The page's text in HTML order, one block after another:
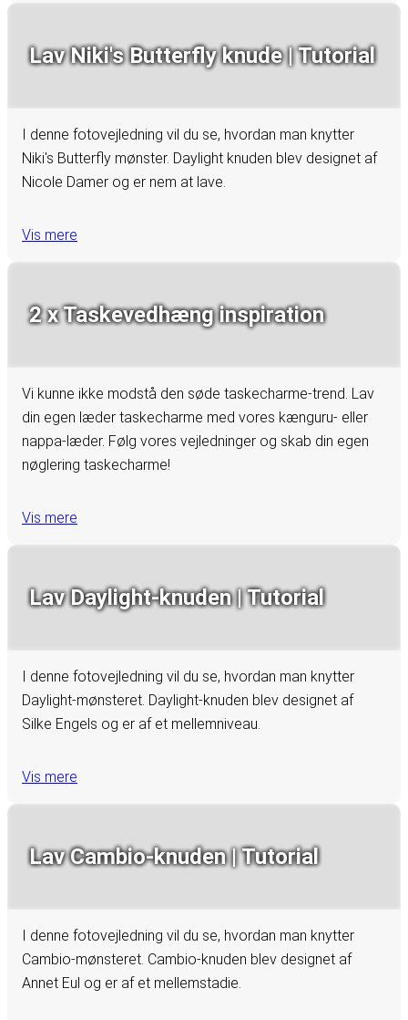
Lav Niki's Butterfly knude | Tutorial
I denne fotovejledning vil du se, hvordan man knytter
Niki's Butterfly mønster. Daylight knuden blev designet af
Nicole Damer og er nem at lave.
Vis mere
2 x Taskevedhæng inspiration
Vi kunne ikke modstå den søde taskecharme-trend. Lav
din egen læder taskecharme med vores kænguru- eller
nappa-læder. Følg vores vejledninger og skab din egen
nøglering taskecharme!
Vis mere
Lav Daylight-knuden | Tutorial
I denne fotovejledning vil du se, hvordan man knytter
Daylight-mønsteret. Daylight-knuden blev designet af
Silke Engels og er af et mellemniveau.
Vis mere
Lav Cambio-knuden | Tutorial
I denne fotovejledning vil du se, hvordan man knytter
Cambio-mønsteret. Cambio-knuden blev designet af
Annet Eul og er af et mellemstadie.